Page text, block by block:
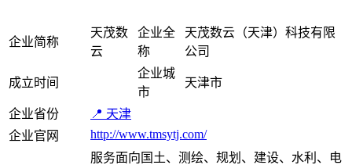
企业简称
天茂数
云
企业全
称
天茂数云（天津）科技有限
公司
成立时间
企业城
市
天津市
企业省份
📍 天津
企业官网
http://www.tmsytj.com/
服务面向国土、测绘、规划、建设、水利、电